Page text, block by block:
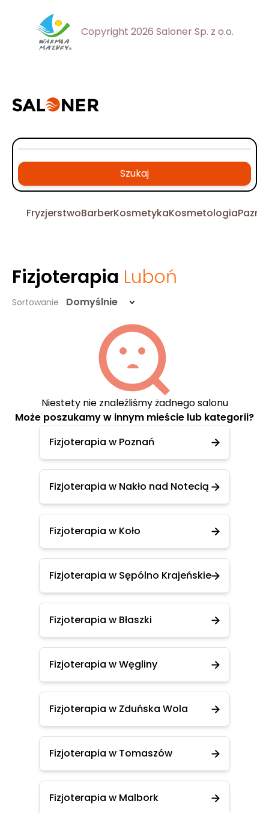
Copyright 2026 Saloner Sp. z o.o.
Szukaj
FryzjerstwoBarberKosmetykaKosmetologia
Fizjoterapia Luboń
Sortowanie Domyślnie
Niestety nie znaleźliśmy żadnego salonu
Może poszukamy w innym mieście lub kategorii?
Fizjoterapia w Poznań
Fizjoterapia w Nakło nad Notecią
Fizjoterapia w Koło
Fizjoterapia w Sępólno Krajeńskie
Fizjoterapia w Błaszki
Fizjoterapia w Węgliny
Fizjoterapia w Zduńska Wola
Fizjoterapia w Tomaszów
Fizjoterapia w Malbork